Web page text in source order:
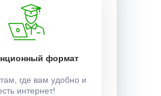
формат
где вам удобно и
интернет!